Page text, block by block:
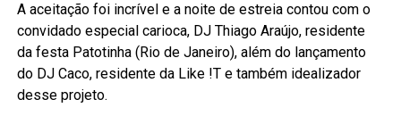
A aceitação foi incrível e a noite de estreia contou com o
convidado especial carioca, DJ Thiago Araújo, residente
da festa Patotinha (Rio de Janeiro), além do lançamento
do DJ Caco, residente da Like !T e também idealizador
desse projeto.